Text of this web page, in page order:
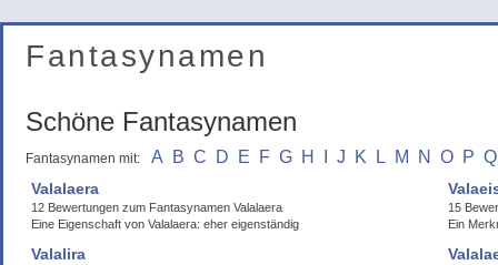
Fantasynamen
Schöne Fantasynamen
Fantasynamen mit: A B C D E F G H J K L M N O P Q
Valalaera
12 Bewertungen zum Fantasynamen Valalaera
Eine Eigenschaft von Valalaera: eher eigenständig
15
Ein
Valalira